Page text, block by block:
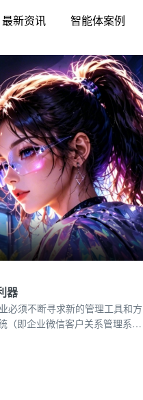
最新资讯 智能体案例
器
必须不断寻求新的管理工具和方
（即企业微信客户关系管理系